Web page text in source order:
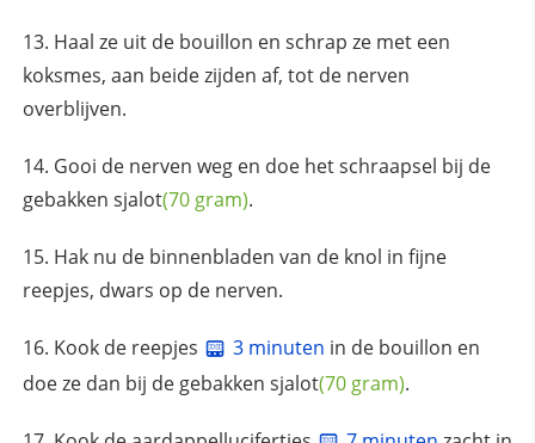
Haal ze uit de bouillon en schrap ze met een
koksmes, aan beide zijden af, tot de nerven
overblijven.
Gooi de nerven weg en doe het schraapsel bij de
gebakken sjalot(70 gram).
Hak nu de binnenbladen van de knol in fijne
reepjes, dwars op de nerven.
Kook de reepjes 3 minuten in de bouillon en
doe ze dan bij de gebakken sjalot(70 gram).